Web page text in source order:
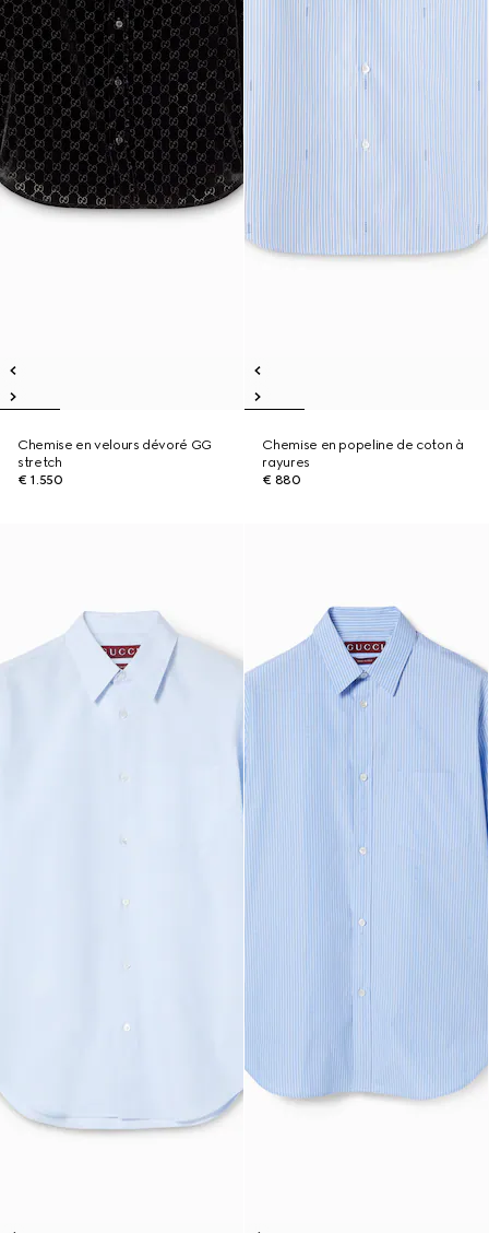
Chemise en velours dévoré GG
stretch
€ 1.550
Chemise en popeline de coton à
rayures
€ 880